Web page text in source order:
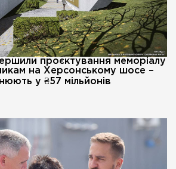
проєктування меморіалу
на Херсонському шосе –
у ₴57 мільйонів